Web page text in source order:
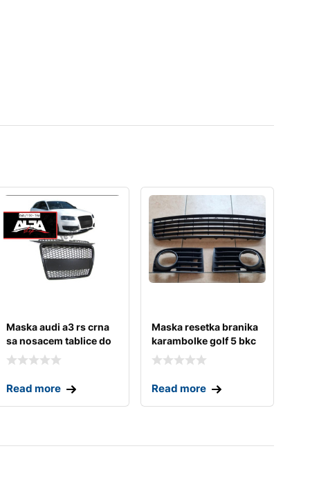
Maska audi a3 rs crna
sa nosacem tablice do
2008
Read more
Maska resetka branika
karambolke golf 5 bkc
Read more